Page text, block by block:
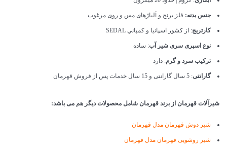
جنس بدنه: فلز برنج و آلیاژهای مس و روی مرغوب
کارتریج: از كشور اسپانيا و كمپاني SEDAL
نوع اسپری سری شیر آب: ساده
ترکیب سرد و گرم: دارد
گارانتی: 5 سال گارانتی و 15 سال خدمات پس از فروش قهرمان
شیرآلات قهرمان از برند قهرمان شامل محصولات دیگر هم می باشد:
شیر دوش قهرمان مدل قهرمان
شیر روشویی قهرمان مدل قهرمان